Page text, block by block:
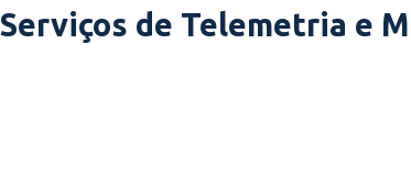
Serviços de Telemetria e